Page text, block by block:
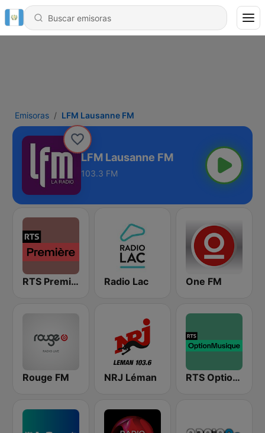
Emisoras LFM Lausanne FM
LFM Lausanne FM
103.3 FM
RTS Première Radio Lac One FM
Rouge FM NRJ Léman RTS Option Musique